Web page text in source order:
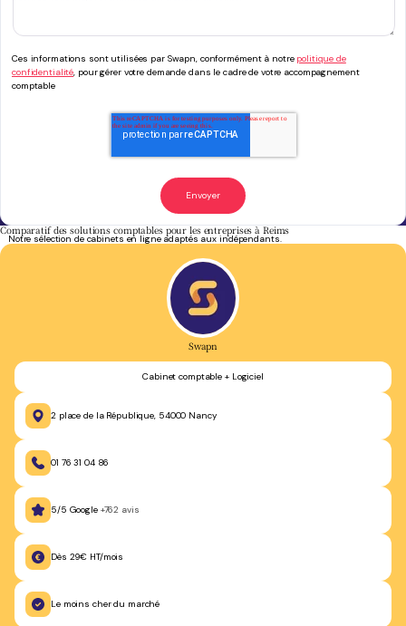
Ces informations sont utilisées par Swapn, conformément à notre politique de
confidentialité, pour gérer votre demande dans le cadre de votre accompagnement
comptable
Comparatif des solutions comptables pour les entreprises à Reims
Notre sélection de cabinets en ligne adaptés aux indépendants.
Swapn
Cabinet comptable + Logiciel
2 place de la République, 54000 Nancy
01 76 31 04 86
5/5 Google +762 avis
Dès 29€ HT/mois
Le moins cher du marché